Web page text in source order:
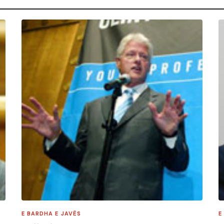
E BARDHA E JAVËS E